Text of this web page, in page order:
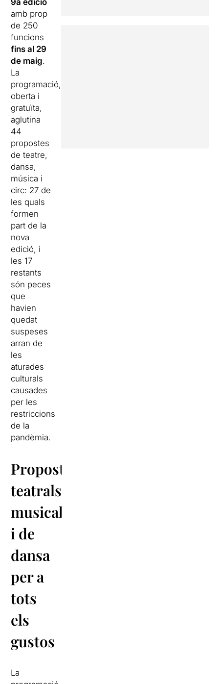
9a edició
amb prop
de 250
funcions
fins al 29
de maig.
La
programació,
oberta i
gratuïta,
aglutina
44
propostes
de teatre,
dansa,
música i
circ: 27 de
les quals
formen
part de la
nova
edició, i
les 17
restants
són peces
que
havien
quedat
suspeses
arran de
les
aturades
culturals
causades
per les
restriccions
de la
pandèmia.
Propostes
teatrals,
musicals
i de
dansa
per a
tots
els
gustos
La